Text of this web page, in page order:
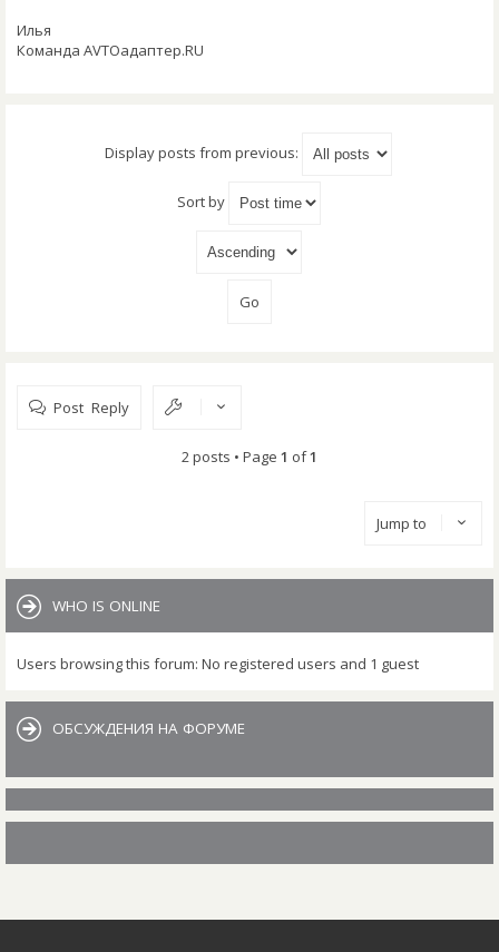
Илья
Команда AVTOадаптер.RU
Display posts from previous:
Sort by
Post Reply
2 posts • Page 1 of1
Jump to
WHO IS ONLINE
Users browsing this forum: No registered users and 1 guest
ОБСУЖДЕНИЯ НА ФОРУМЕ